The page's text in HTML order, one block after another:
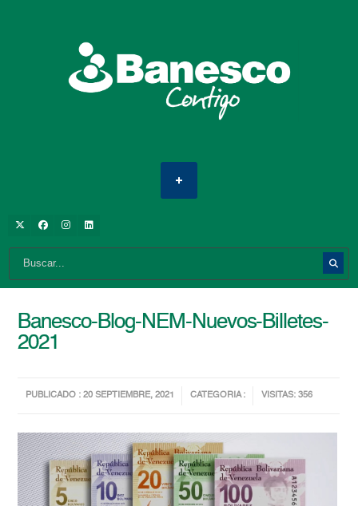
Banesco-Blog-NEM-Nuevos-Billetes-
2021
PUBLICADO : 20 SEPTIEMBRE, 2021 CATEGORIA : VISITAS: 356